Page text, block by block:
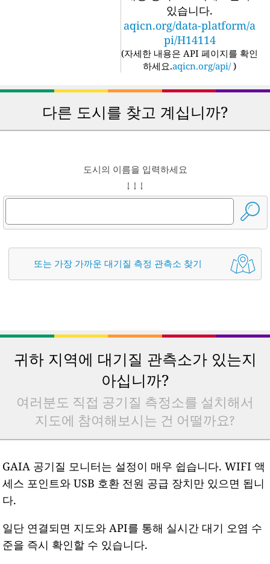
있습니다.
aqicn.org/data-platform/a
pi/H14114
(자세한 내용은 API 페이지를 확인
하세요.aqicn.org/api/ )
다른 도시를 찾고 계십니까?
도시의 이름을 입력하세요
↓ ↓ ↓
또는 가장 가까운 대기질 측정 관측소 찾기
귀하 지역에 대기질 관측소가 있는지
아십니까?
여러분도 직접 공기질 측정소를 설치해서
지도에 참여해보시는 건 어떨까요?
GAIA 공기질 모니터는 설정이 매우 쉽습니다. WIFI 액
세스 포인트와 USB 호환 전원 공급 장치만 있으면 됩니
다.
일단 연결되면 지도와 API를 통해 실시간 대기 오염 수
준을 즉시 확인할 수 있습니다.